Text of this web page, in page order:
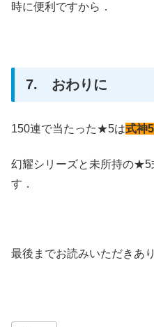
時に便利ですから．
7. おわりに
150連で当たった★5は式神
幻耀シリーズと未所持の★5
す．
最後までお読みいただきあ